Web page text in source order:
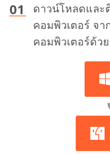
ดาวน์โหลดและ
คอมพิวเตอร์ จ
คอมพิวเตอร์ด้ว